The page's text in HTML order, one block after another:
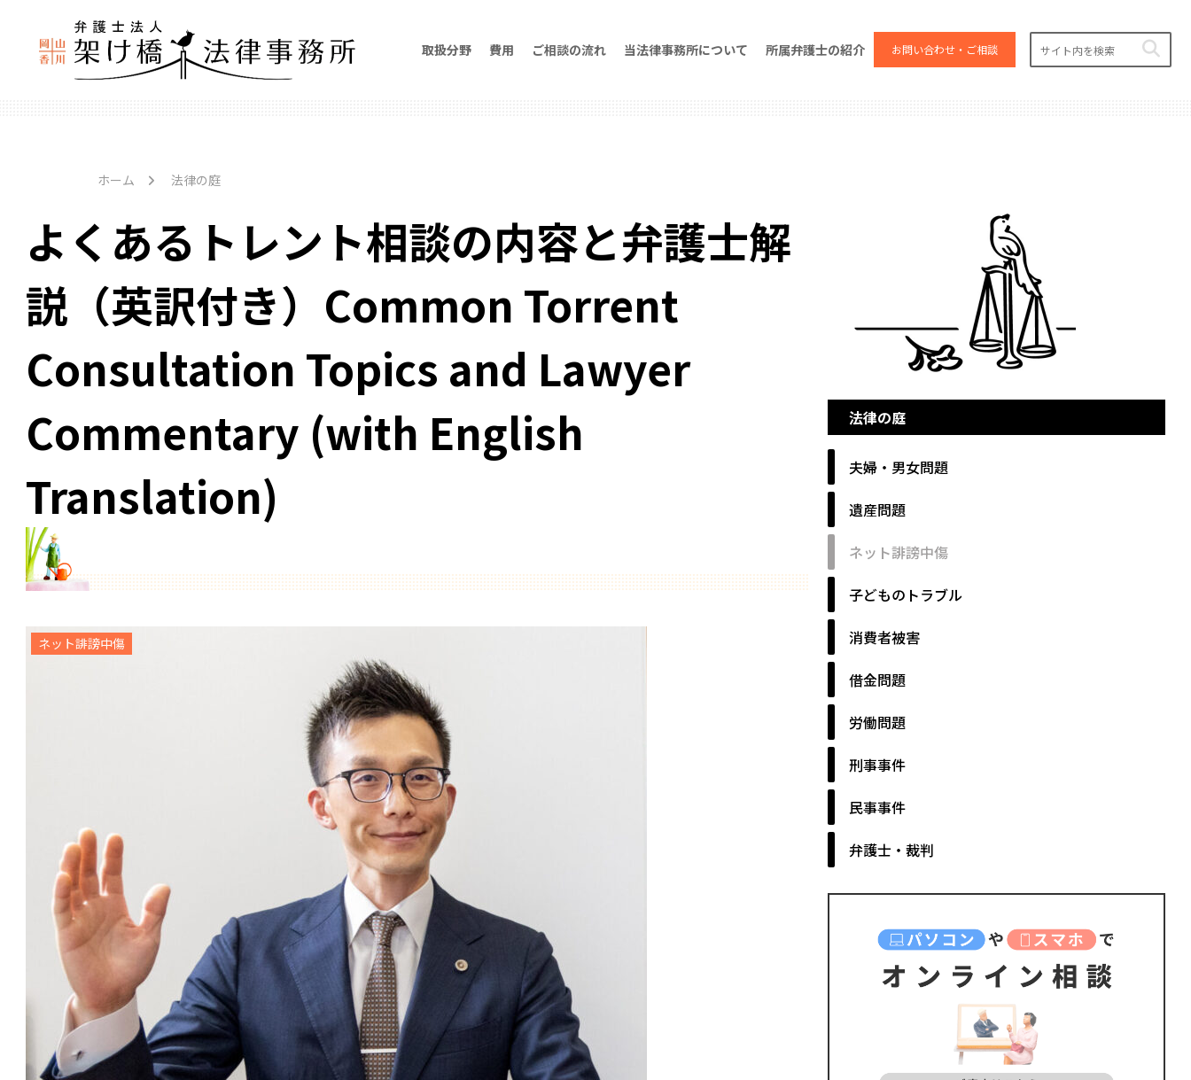
取扱分野 費用 ご相談の流れ 当法律事務所について 所属弁護士の紹介 お問い合わせ・ご相談
ホーム 法律の庭
よくあるトレント相談の内容と弁護士解
説（英訳付き）Common Torrent
Consultation Topics and Lawyer
Commentary (with English
Translation)
ネット誹謗中傷
法律の庭
夫婦・男女問題
遺産問題
ネット誹謗中傷
子どものトラブル
消費者被害
借金問題
労働問題
刑事事件
民事事件
弁護士・裁判